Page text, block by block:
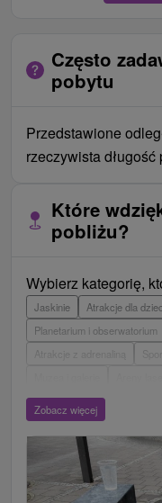
Często
pobytu
Przedstawione
rzeczywista
Które
pobliżu?
Wybierz kategorię,
Jaskinie Atrakcje dla
Planetarium i obserwatorium
Atrakcje z adrenaliną
Wieże obserwacyjne i chodniki
Escaperoom
Ogrody botaniczne
Loty widokowe i rejsy
Jeziora, jeziora, zbiorniki
Zobacz więcej